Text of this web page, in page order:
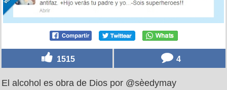
1515 4
El alcohol es obra de Dios por @sèedymay